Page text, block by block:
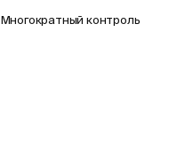
Многократный контроль